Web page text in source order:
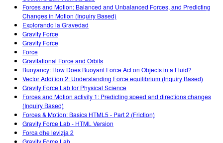
Forces and Motion: Balanced and Unbalanced Forces, and Predicting
Changes in Motion (Inquiry Based)
Explorando la Gravedad
Gravity Force
Gravity Force
Force
Gravitational Force and Orbits
Buoyancy: How Does Buoyant Force Act on Objects in a Fluid?
Vector Addition 2: Understanding Force equilibrium (Inquiry Based)
Gravity Force Lab for Physical Science
Forces and Motion activity 1: Predicting speed and directions changes
(Inquiry Based)
Forces & Motion: Basics HTML5 - Part 2 (Friction)
Gravity Force Lab - HTML Version
Forca dhe levizja 2
Gravity Force Lab